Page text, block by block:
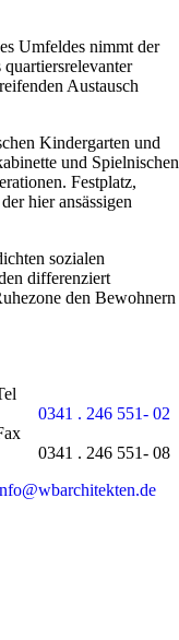
Umfeldes nimmt der
Austausch
Kindergarten und
und Spielnischen
Festplatz,
hier ansässigen
sozialen
differenziert
den Bewohnern
0341 . 246 551- 02
0341 . 246 551- 08